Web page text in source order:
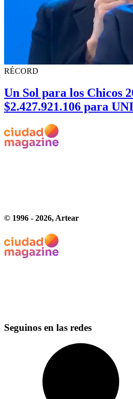
RÉCORD
Un Sol para los Chicos
$2.427.921.106 para
© 1996 - 2026, Artear
Seguinos en las redes